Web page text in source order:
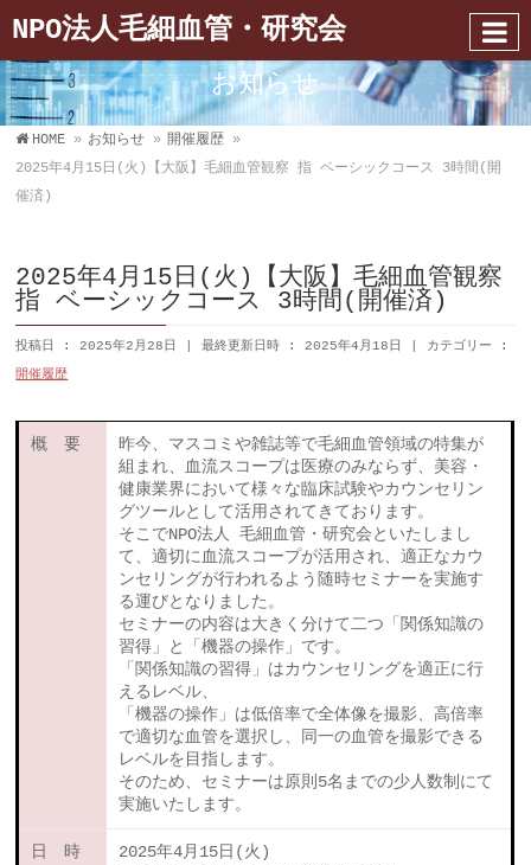
NPO法人毛細血管・研究会
お知らせ
HOME » お知らせ » 開催履歴 »
2025年4月15日(火)【大阪】毛細血管観察 指 ベーシックコース 3時間(開
催済)
2025年4月15日(火)【大阪】毛細血管観察
指 ベーシックコース 3時間(開催済)
投稿日 : 2025年2月28日 最終更新日時 : 2025年4月18日
カテゴリー :
開催履歴
概 要
昨今、マスコミや雑誌等で毛細血管領域の特集が
組まれ、血流スコープは医療のみならず、美容・
健康業界において様々な臨床試験やカウンセリン
グツールとして活用されてきております。
そこでNPO法人 毛細血管・研究会といたしまし
て、適切に血流スコープが活用され、適正なカウ
ンセリングが行われるよう随時セミナーを実施す
る運びとなりました。
セミナーの内容は大きく分けて二つ「関係知識の
習得」と「機器の操作」です。
「関係知識の習得」はカウンセリングを適正に行
えるレベル、
「機器の操作」は低倍率で全体像を撮影、高倍率
で適切な血管を選択し、同一の血管を撮影できる
レベルを目指します。
そのため、セミナーは原則5名までの少人数制にて
実施いたします。
日 時
2025年4月15日(火)